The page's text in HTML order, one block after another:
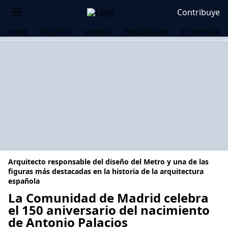
Contribuye
HOME POLÍTICA MUNDO PERIODISMO ECONOMÍA
Arquitecto responsable del diseño del Metro y una de las
figuras más destacadas en la historia de la arquitectura
española
La Comunidad de Madrid celebra
el 150 aniversario del nacimiento
de Antonio Palacios